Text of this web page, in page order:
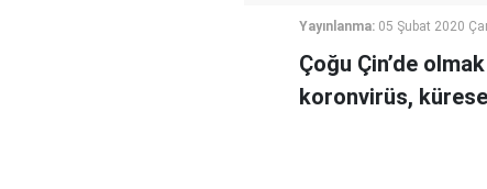
Yayınlanma: 05 Şubat 2020
Çoğu Çin’de
koronvirüs,